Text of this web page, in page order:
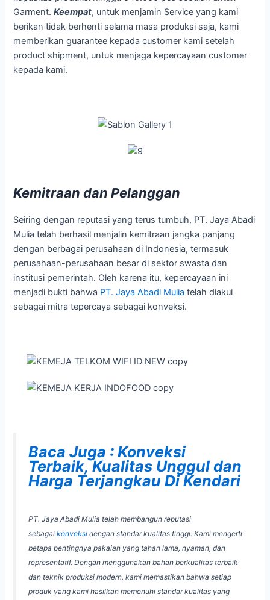
Garment.Keempat, untuk menjamin Service yang kami
berikan tidak berhenti selama masa produksi saja, kami
memberikan guarantee kepada customer kami setelah
product shipment, untuk menjaga kepercayaan customer
kepada kami.
Kemitraan dan Pelanggan
Seiring dengan reputasi yang terus tumbuh, PT. Jaya Abadi
Mulia telah berhasil menjalin kemitraan jangka panjang
dengan berbagai perusahaan di Indonesia, termasuk
perusahaan-perusahaan besar di sektor swasta dan
institusi pemerintah. Oleh karena itu, kepercayaan ini
menjadi bukti bahwa PT. Jaya Abadi Mulia telah diakui
sebagai mitra tepercaya sebagai konveksi.
Baca Juga : Konveksi
Terbaik, Kualitas Unggul dan
Harga Terjangkau Di Kendari
PT. Jaya Abadi Mulia telah membangun reputasi
sebagaikonveksi dengan standar kualitas tinggi. Kami mengerti
betapa pentingnya pakaian yang tahan lama, nyaman, dan
representatif. Dengan menggunakan bahan berkualitas terbaik
dan teknik produksi modern, kami memastikan bahwa setiap
produk yang kami hasilkan memenuhi standar kualitas yang